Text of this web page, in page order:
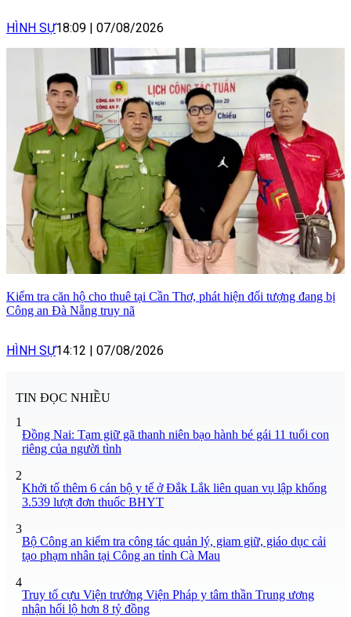
HÌNH SỰ18:09 | 07/08/2026
Kiểm tra căn hộ cho thuê tại Cần Thơ, phát hiện đối tượng đang bị
Công an Đà Nẵng truy nã
HÌNH SỰ14:12 | 07/08/2026
TIN ĐỌC NHIỀU
1
Đồng Nai: Tạm giữ gã thanh niên bạo hành bé gái 11 tuổi con
riêng của người tình
2
Khởi tố thêm 6 cán bộ y tế ở Đắk Lắk liên quan vụ lập khống
3.539 lượt đơn thuốc BHYT
3
Bộ Công an kiểm tra công tác quản lý, giam giữ, giáo dục cải
tạo phạm nhân tại Công an tỉnh Cà Mau
4
Truy tố cựu Viện trưởng Viện Pháp y tâm thần Trung ương
nhận hối lộ hơn 8 tỷ đồng